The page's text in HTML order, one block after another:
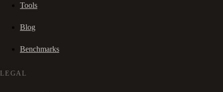
Tools
Blog
Benchmarks
LEGAL